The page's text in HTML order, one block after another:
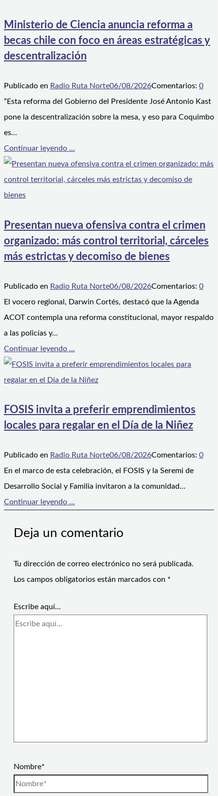
Ministerio de Ciencia anuncia reforma a
becas chile con foco en áreas estratégicas y
descentralización
Publicado en Radio Ruta Norte06/08/2026Comentarios: 0
“Esta reforma del Gobierno del Presidente José Antonio Kast
pone la descentralización sobre la mesa, y eso para Coquimbo
es…
Continuar leyendo ...
Presentan nueva ofensiva contra el crimen
organizado: más control territorial, cárceles
más estrictas y decomiso de bienes
Publicado en Radio Ruta Norte06/08/2026Comentarios: 0
El vocero regional, Darwin Cortés, destacó que la Agenda
ACOT contempla una reforma constitucional, mayor respaldo
a las policías y…
Continuar leyendo ...
FOSIS invita a preferir emprendimientos
locales para regalar en el Día de la Niñez
Publicado en Radio Ruta Norte06/08/2026Comentarios: 0
En el marco de esta celebración, el FOSIS y la Seremi de
Desarrollo Social y Familia invitaron a la comunidad…
Continuar leyendo ...
Deja un comentario
Tu dirección de correo electrónico no será publicada.
Los campos obligatorios están marcados con *
Escribe aquí...
Nombre*